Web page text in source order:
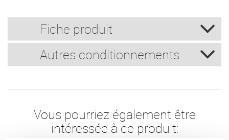
Fiche produit
Autres conditionnements
Vous pourriez également être
intéressée à ce produit: